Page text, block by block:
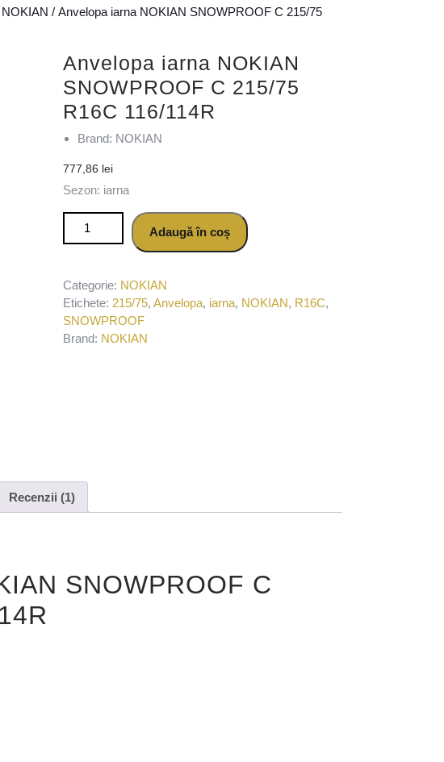
NOKIAN / Anvelopa iarna NOKIAN SNOWPROOF C 215/75
Anvelopa iarna NOKIAN
SNOWPROOF C 215/75
R16C 116/114R
Brand: NOKIAN
777,86 lei
Sezon: iarna
Cantitate Anvelopa iarna NOKIAN SNOWPROOF C 215/75 R16C 116/
Adaugă în coș
Categorie: NOKIAN
Etichete: 215/75,Anvelopa, iarna, NOKIAN, R16C,
SNOWPROOF
Brand: NOKIAN
Recenzii (1)
SNOWPROOF C